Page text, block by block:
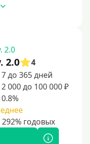
2.0
4
7 до 365 дней
2 000 до 100 000 ₽